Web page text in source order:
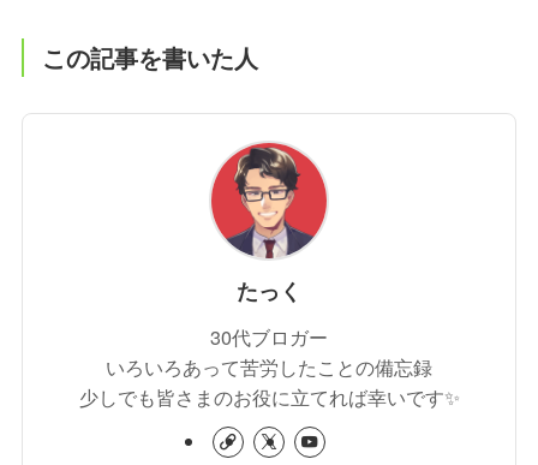
この記事を書いた人
たっく
30代ブロガー
いろいろあって苦労したことの備忘録
少しでも皆さまのお役に立てれば幸いです✨